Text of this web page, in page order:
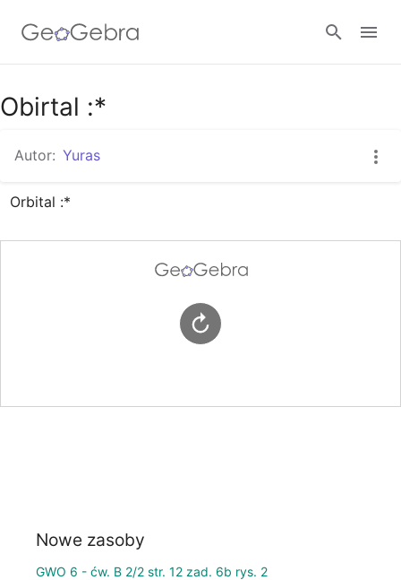
Google Classroom
GeoGebra Classroom
Obirtal :*
Autor: Yuras
Orbital :*
Nowe zasoby
GWO 6 - ćw. B 2/2 str. 12 zad. 6b rys. 2